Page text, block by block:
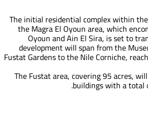
The initial residential complex within
the Magra El Oyoun area, which
Oyoun and Ain El Sira, is set to
development will span from the
Fustat Gardens to the Nile Corniche,
The Fustat area, covering 95 acres,
buildings with a total